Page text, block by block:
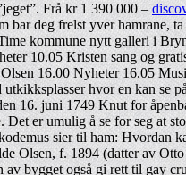
Frå kr 1 390 000 –
bar deg frelst yver hamrane,
kommune nytt galleri i
10.05 Kristen sang og
16.00 Nyheter 16.05
hvor en kan
16. juni 1749 Knut for
er umulig å se for seg at
sier til ham: Hvordan
Olsen, f. 1894 (datter av
bygget også gi rett til gay